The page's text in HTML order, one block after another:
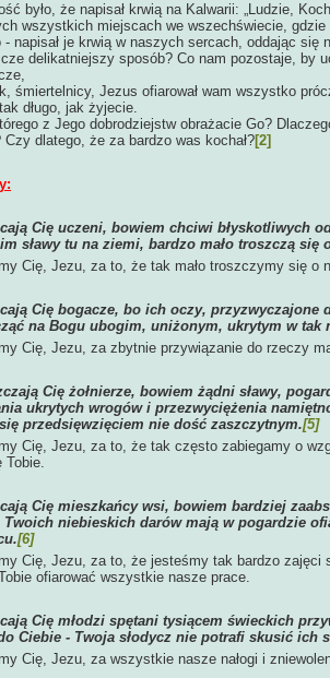
było, że napisał krwią na Kalwarii: „Ludzie,
wszystkich miejscach we wszechświecie,
- napisał je krwią w naszych sercach, oddając
delikatniejszy sposób? Co nam pozostaje, by
śmiertelnicy, Jezus ofiarował wam wszystko
długo, jak żyjecie.
z Jego dobrodziejstw obrażacie Go?
Czy dlatego, że za bardzo was kochał?[2]
Cię uczeni, bowiem chciwi błyskotliwych
sławy tu na ziemi, bardzo mało troszczą się
Cię, Jezu, za to, że tak mało troszczymy się o
Cię bogacze, bo ich oczy,
na Bogu ubogim, uniżonym, ukrytym w tak
Cię, Jezu, za zbytnie przywiązanie do rzeczy
Cię żołnierze, bowiem żądni sławy,
ukrytych wrogów i przezwyciężenia
przedsięwzięciem nie dość zaszczytnym.[5]
Cię, Jezu, za to, że tak często zabiegamy o
Tobie.
Cię mieszkańcy wsi, bowiem bardziej
niebieskich darów mają w pogardzie
[6]
Cię, Jezu, za to, że jesteśmy tak bardzo
ofiarować wszystkie nasze prace.
Cię młodzi spętani tysiącem świeckich
Ciebie - Twoja słodycz nie potrafi skusić ich
Cię, Jezu, za wszystkie nasze nałogi i